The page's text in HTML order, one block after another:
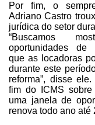
Por fim, o
Adriano Castro
jurídica do setor
“Buscamos
oportunidades de
que as locadoras
durante este
reforma”, disse
fim do ICMS
uma janela de
renova todo ano até